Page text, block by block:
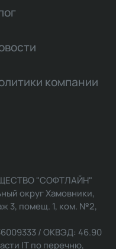
компании
"СОФТЛАЙН"
округ Хамовники,
3, помещ. 1, ком. №2,
/ ОКВЭД: 46.90
IT по перечню,